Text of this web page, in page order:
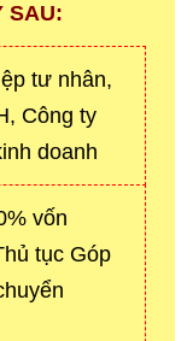
SAU:
tư nhân,
Công ty
doanh
vốn
tục Góp